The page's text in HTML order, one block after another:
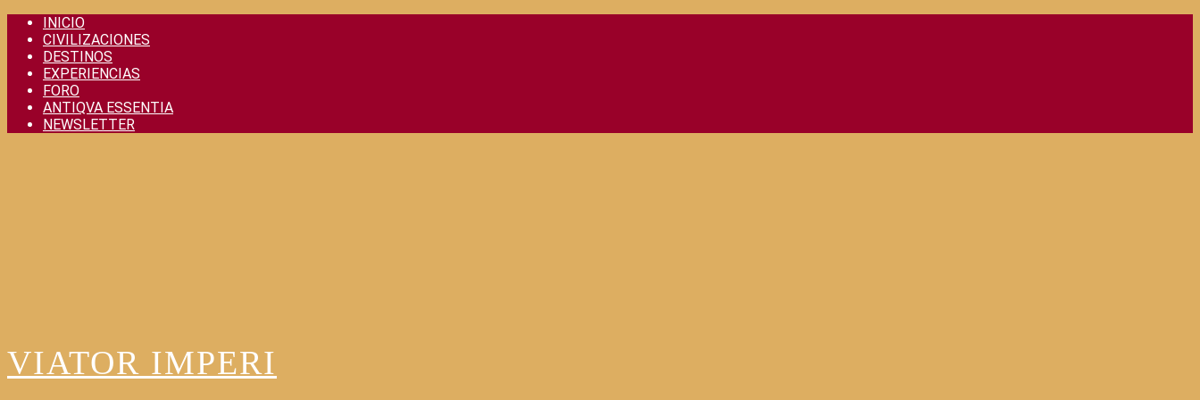
Skip
content
INICIO
CIVILIZACIONES
DESTINOS
EXPERIENCIAS
FORO
ANTIQVA ESSENTIA
NEWSLETTER
VIATOR IMPERI